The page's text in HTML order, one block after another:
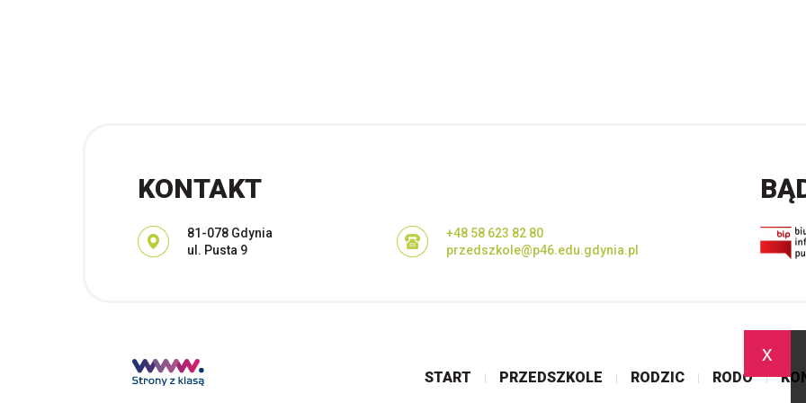
x
KONTAKT
Adres pocztowy:
81-078 Gdynia
ul. Pusta 9
+48 58 623 82 80
przedszkole@p46.edu.gdynia.pl
START PRZEDSZKOLE RODZIC RODO